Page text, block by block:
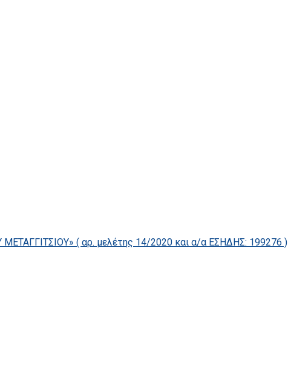
( αρ. μελέτης 14/2020 και α/α ΕΣΗΔΗΣ: 199276 )